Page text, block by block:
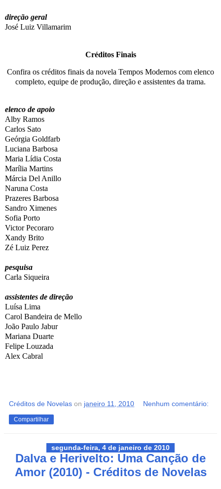
direção geral
José Luiz Villamarim
Créditos Finais
Confira os créditos finais da novela Tempos Modernos com elenco
completo, equipe de produção, direção e assistentes da trama.
elenco de apoio
Alby Ramos
Carlos Sato
Geórgia Goldfarb
Luciana Barbosa
Maria Lídia Costa
Marília Martins
Márcia Del Anillo
Naruna Costa
Prazeres Barbosa
Sandro Ximenes
Sofia Porto
Victor Pecoraro
Xandy Brito
Zé Luiz Perez
pesquisa
Carla Siqueira
assistentes de direção
Luísa Lima
Carol Bandeira de Mello
João Paulo Jabur
Mariana Duarte
Felipe Louzada
Alex Cabral
Créditos de Novelas on janeiro 11, 2010 Nenhum comentário:
Compartilhar
segunda-feira, 4 de janeiro de 2010
Dalva e Herivelto: Uma Canção de
Amor (2010) - Créditos de Novelas